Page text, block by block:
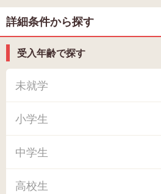
詳細条件から探す
受入年齢で探す
未就学
小学生
中学生
高校生